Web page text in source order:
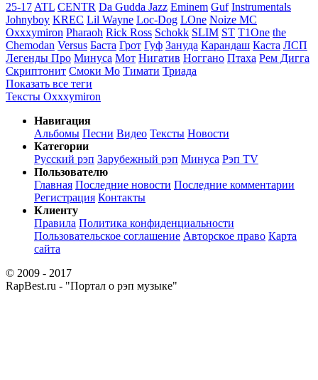
25-17 ATL CENTR Da Gudda Jazz Eminem Guf Instrumentals
Johnyboy KREC Lil Wayne Loc-Dog LOne Noize MC
Oxxxymiron Pharaoh Rick Ross Schokk SLIM ST T1One the
Chemodan Versus Баста Грот Гуф Зануда Карандаш Каста ЛСП
Легенды Про Минуса Мот Нигатив Ноггано Птаха Рем Дигга
Скриптонит Смоки Мо Тимати Триада
Показать все теги
Тексты Oxxxymiron
Навигация
Альбомы Песни Видео Тексты Новости
Категории
Русский рэп Зарубежный рэп Минуса Рэп TV
Пользователю
Главная Последние новости Последние комментарии
Регистрация Контакты
Клиенту
Правила Политика конфиденциальности
Пользовательское соглашение Авторское право Карта
сайта
© 2009 - 2017
RapBest.ru - "Портал о рэп музыке"